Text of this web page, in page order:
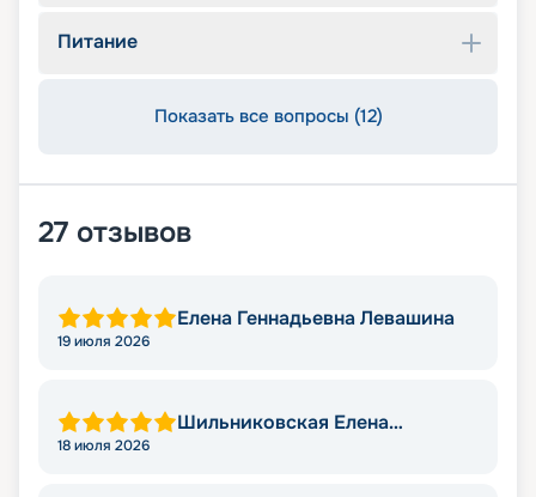
Питание
Показать все вопросы (12)
27 отзывов
Елена Геннадьевна Левашина
19 июля 2026
Шильниковская Елена
18 июля 2026